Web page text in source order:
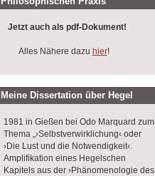
Jetzt auch als pdf-Dokument!
Alles Nähere dazu hier!
Meine Dissertation über Hegel
1981 in Gießen bei Odo Marquard zum
Thema „›Selbstverwirklichung‹ oder
›Die Lust und die Notwendigkeit‹.
Amplifikation eines Hegelschen
Kapitels aus der ›Phänomenologie des